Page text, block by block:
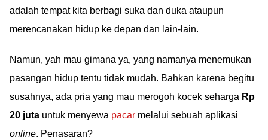
adalah tempat kita berbagi suka dan duka ataupun
merencanakan hidup ke depan dan lain-lain.
Namun, yah mau gimana ya, yang namanya menemukan
pasangan hidup tentu tidak mudah. Bahkan karena begitu
susahnya, ada pria yang mau merogoh kocek seharga Rp
20 juta untuk menyewa pacar melalui sebuah aplikasi
online. Penasaran?